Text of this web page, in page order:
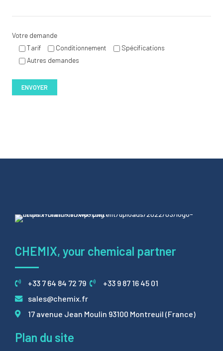
Votre demande
Tarif
Conditionnement
Spécifications
Autres demandes
CHEMIX, your chemical partner
+33 7 64 84 72 79
+33 9 87 16 45 01
sales@chemix.fr
17 avenue Jean Moulin 93100 Montreuil (France)
Plan du site